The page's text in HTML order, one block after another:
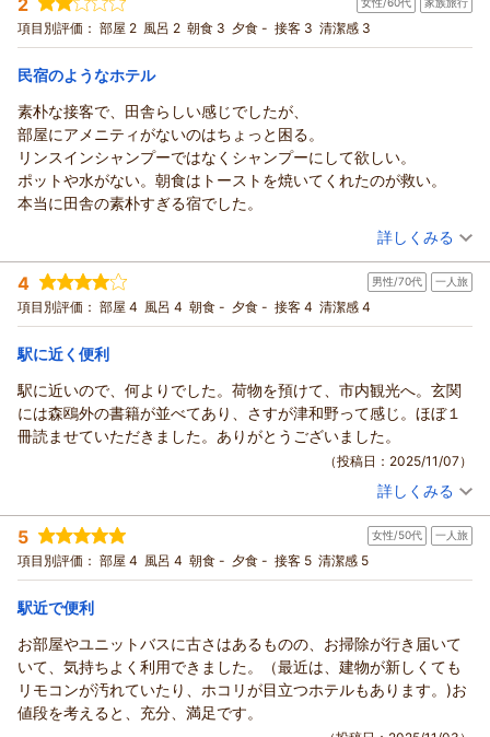
宿泊プラン： 津和野の観光に便利！朝食プラン 朝のみ
宿泊価格帯： 4,001～5,000円(大人一人あたり/税込)
駅前ビジネスホテルつわのからの返信
この度は駅前ビジネスホテルつわのをご利用いただきありがと
うございます。
またいらっしゃってくださいね 心よりお待ちしております。
（返信日：2025/11/28）
女性/60代 家族旅行
項目別評価： 部屋 2 風呂 2 朝食 3 夕食 - 接客 3 清潔感 3
民宿のようなホテル
素朴な接客で、田舎らしい感じでしたが、
部屋にアメニティがないのはちょっと困る。
リンスインシャンプーではなくシャンプーにして欲しい。
ポットや水がない。朝食はトーストを焼いてくれたのが救い。
本当に田舎の素朴すぎる宿でした。
（投稿日：2025/11/10）
宿泊時期： 2025年10月宿泊 (家族旅行)
投稿者： 省吾ファンさん
宿泊プラン： 津和野の観光に便利！朝食プラン セミダブル
宿泊価格帯： 5,001～6,000円(大人一人あたり/税込)
この度は駅前ビジネスホテルつわのをご利用いただきありがと
うございます。
またいらっしゃってくださいね 心よりお待ちしております。
（返信日：2025/11/28）
詳しくみる
4 男性/70代 一人旅
項目別評価： 部屋 4 風呂 4 朝食 - 夕食 - 接客 4 清潔感 4
駅に近く便利
駅に近いので、何よりでした。荷物を預けて、市内観光へ。玄関
には森鴎外の書籍が並べてあり、さすが津和野って感じ。ほぼ１
冊読ませていただきました。ありがとうございました。
（投稿日：2025/11/07）
投稿者： たかさん(男性/70代)
宿泊プラン： 【運★活】素泊まりプラン 食事なし
宿泊価格帯： 4,001～5,000円(大人一人あたり/税込)
駅前ビジネスホテルつわのからの返信
この度は駅前ビジネスホテルつわのをご利用いただきありがと
うございます。
またいらっしゃってくださいね 心よりお待ちしております。
詳しくみる
5 女性/50代 一人旅
項目別評価： 部屋 4 風呂 4 朝食 - 夕食 - 接客 5 清潔感 5
駅近で便利
お部屋やユニットバスに古さはあるものの、お掃除が行き届いて
いて、気持ちよく利用できました。（最近は、建物が新しくても
リモコンが汚れていたり、ホコリが目立つホテルもあります。)お
値段を考えると、充分、満足です。